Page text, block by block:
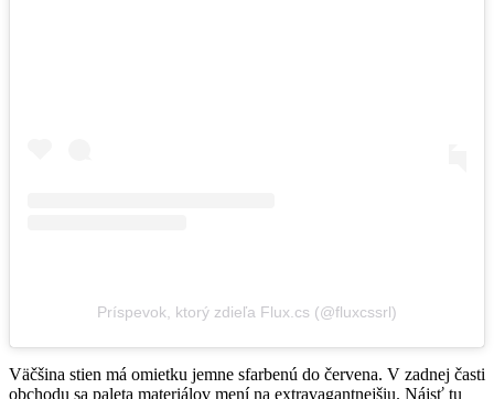
Príspevok, ktorý zdieľa Flux.cs (@fluxcssrl)
Väčšina stien má omietku jemne sfarbenú do červena. V zadnej časti
obchodu sa paleta materiálov mení na extravagantnejšiu. Nájsť tu